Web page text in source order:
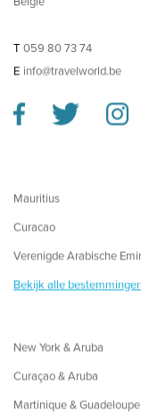
T 059 80 73 74
E info@travelworld.be
Mauritius
Curacao
Verenigde Arabische
Bekijk alle
New York & Aruba
Curaçao & Aruba
Martinique & Guadeloupe